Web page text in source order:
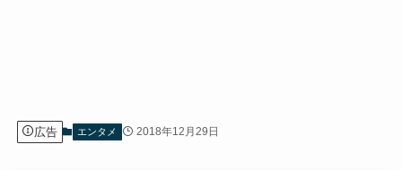
広告 エンタメ 2018年12月29日